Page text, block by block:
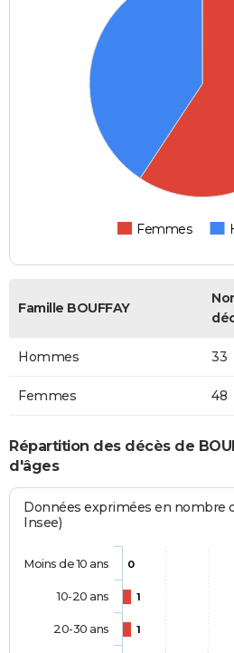
Femmes
Famille BOUFFAY
Hommes 33
Femmes 48
Répartition des décès de
d'âges
Données exprimées en nombre
Insee)
0
1
1
Moins de 10 ans
10-20 ans
20-30 ans